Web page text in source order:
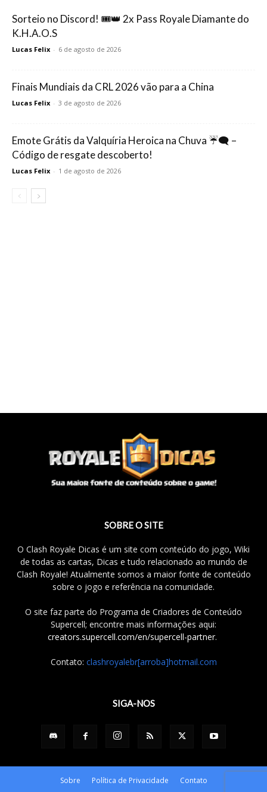
Sorteio no Discord! 🎟️👑 2x Pass Royale Diamante do
K.H.A.O.S
Lucas Felix - 6 de agosto de 2026
Finais Mundiais da CRL 2026 vão para a China
Lucas Felix - 3 de agosto de 2026
Emote Grátis da Valquíria Heroica na Chuva ☔🗨️ –
Código de resgate descoberto!
Lucas Felix - 1 de agosto de 2026
SOBRE O SITE
O Clash Royale Dicas é um site com conteúdo do jogo, Wiki
de todas as cartas, Dicas e tudo relacionado ao mundo de
Clash Royale! Atualmente somos a maior fonte de conteúdo
sobre o jogo e referência na comunidade.
O site faz parte do Programa de Criadores de Conteúdo
Supercell; encontre mais informações aqui:
creators.supercell.com/en/supercell-partner.
Contato: clashroyalebr[arroba]hotmail.com
SIGA-NOS
Sobre Política de Privacidade Contato